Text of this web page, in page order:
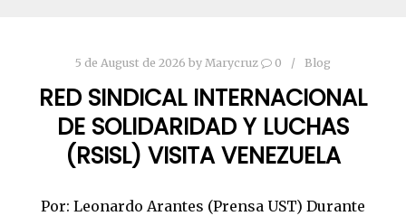
5 de August de 2026 by Marycruz 0 Blog
RED SINDICAL INTERNACIONAL
DE SOLIDARIDAD Y LUCHAS
(RSISL) VISITA VENEZUELA
Por: Leonardo Arantes (Prensa UST) Durante